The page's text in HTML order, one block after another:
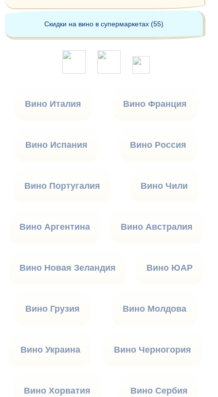
Скидки на вино в супермаркетах (55)
Вино Италия Вино Франция
Вино Испания Вино Россия
Вино Португалия Вино Чили
Вино Аргентина Вино Австралия
Вино Новая Зеландия Вино ЮАР
Вино Грузия Вино Молдова
Вино Украина Вино Черногория
Вино Хорватия Вино Сербия